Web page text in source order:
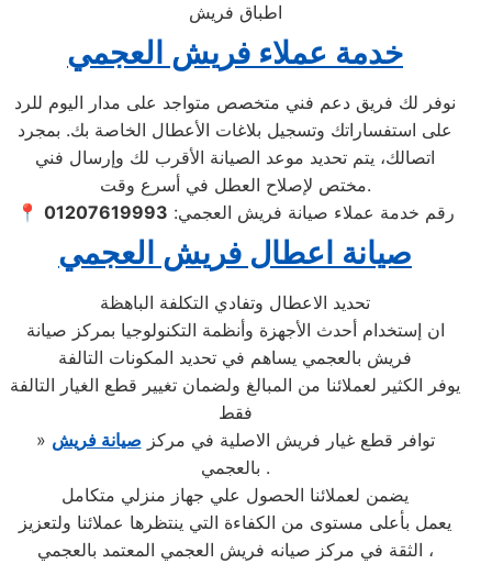
اطباق فريش
خدمة عملاء فريش العجمي
نوفر لك فريق دعم فني متخصص متواجد على مدار اليوم للرد
على استفساراتك وتسجيل بلاغات الأعطال الخاصة بك. بمجرد
اتصالك، يتم تحديد موعد الصيانة الأقرب لك وإرسال فني
مختص لإصلاح العطل في أسرع وقت.
📍 رقم خدمة عملاء صيانة فريش العجمي: 01207619993
صيانة اعطال فريش العجمي
تحديد الاعطال وتفادي التكلفة الباهظة
ان إستخدام أحدث الأجهزة وأنظمة التكنولوجيا بمركز صيانة
فريش بالعجمي يساهم في تحديد المكونات التالفة
يوفر الكثير لعملائنا من المبالغ ولضمان تغيير قطع الغيار التالفة
فقط
» توافر قطع غيار فريش الاصلية في مركز صيانة فريش
بالعجمي .
يضمن لعملائنا الحصول علي جهاز منزلي متكامل
يعمل بأعلى مستوى من الكفاءة التي ينتظرها عملائنا ولتعزيز
الثقة في مركز صيانه فريش العجمي المعتمد بالعجمي ،